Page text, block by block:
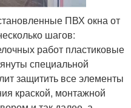
ПВХ окна от
шагов:
работ пластиковые
специальной
защитить все элементы
краской, монтажной